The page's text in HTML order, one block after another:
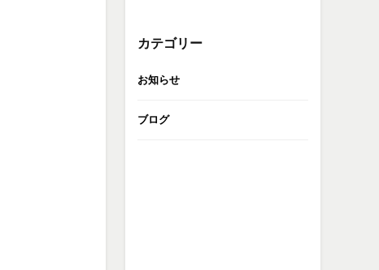
カテゴリー
お知らせ
ブログ